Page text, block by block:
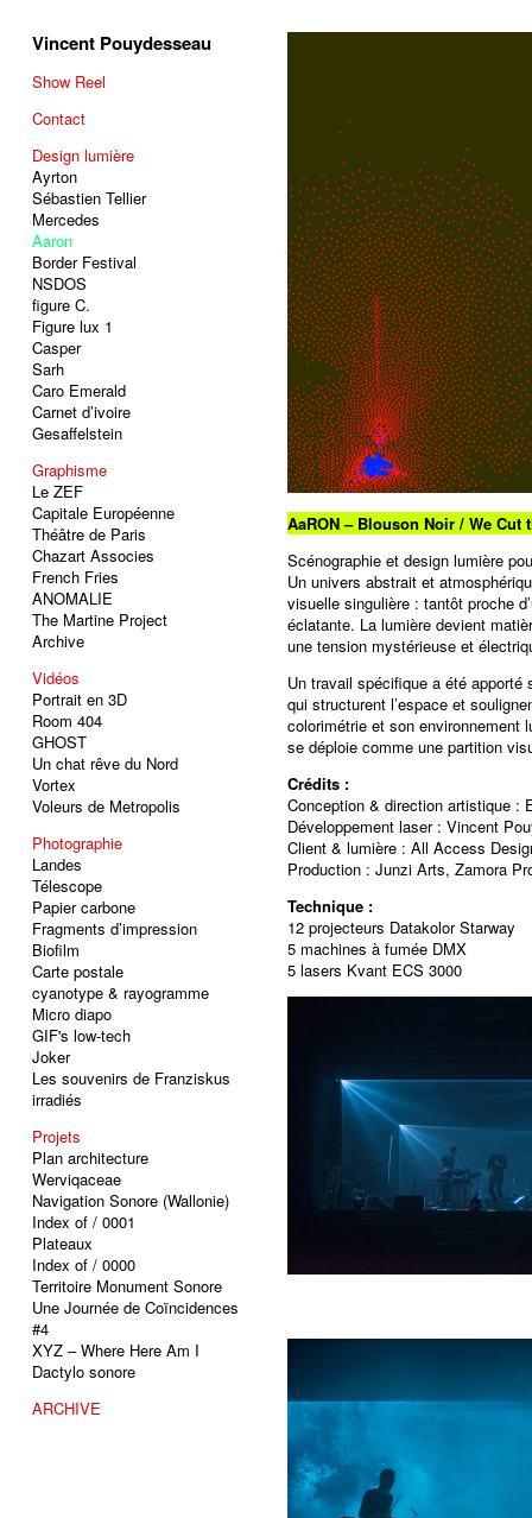
Vincent Pouydesseau
Show Reel
Contact
Design lumière
Ayrton
Sébastien Tellier
Mercedes
Aaron
Border Festival
NSDOS
figure C.
Figure lux 1
Casper
Sarh
Caro Emerald
Carnet d’ivoire
Gesaffelstein
Graphisme
Le ZEF
Capitale Européenne
Théâtre de Paris
Chazart Associes
French Fries
ANOMALIE
The Martine Project
Archive
Vidéos
Portrait en 3D
Room 404
GHOST
Un chat rêve du Nord
Vortex
Voleurs de Metropolis
Photographie
Landes
Télescope
Papier carbone
Fragments d’impression
Biofilm
Carte postale
cyanotype & rayogramme
Micro diapo
GIF's low-tech
Joker
Les souvenirs de Franziskus
irradiés
Projets
Plan architecture
Werviqaceae
Navigation Sonore (Wallonie)
Index of / 0001
Plateaux
Index of / 0000
Territoire Monument Sonore
Une Journée de Coïncidences
#4
XYZ – Where Here Am I
Dactylo sonore
ARCHIVE
AaRON – Blouson Noir / We Cut
Scénographie et design lumière
Un univers abstrait et
visuelle singulière : tantôt proche
éclatante. La lumière devient
une tension mystérieuse et
Un travail spécifique a été
qui structurent l’espace et
colorimétrie et son environnement
se déploie comme une partition
Crédits :
Conception & direction artistique :
Développement laser : Vincent
Client & lumière : All Access
Production : Junzi Arts, Zamora
Technique :
12 projecteurs Datakolor Starway
5 machines à fumée DMX
5 lasers Kvant ECS 3000